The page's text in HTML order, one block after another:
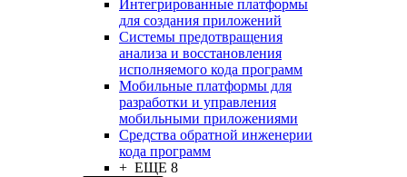
Интегрированные платформы
для создания приложений
Системы предотвращения
анализа и восстановления
исполняемого кода программ
Мобильные платформы для
разработки и управления
мобильными приложениями
Средства обратной инженерии
кода программ
+ ЕЩЕ 8